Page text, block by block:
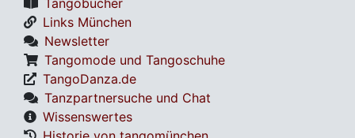
Links München
Newsletter
Tangomode und Tangoschuhe
TangoDanza.de
Tanzpartnersuche und Chat
Wissenswertes